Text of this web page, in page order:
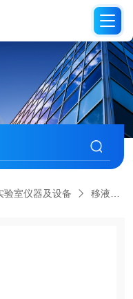
验室仪器及设备 移液器